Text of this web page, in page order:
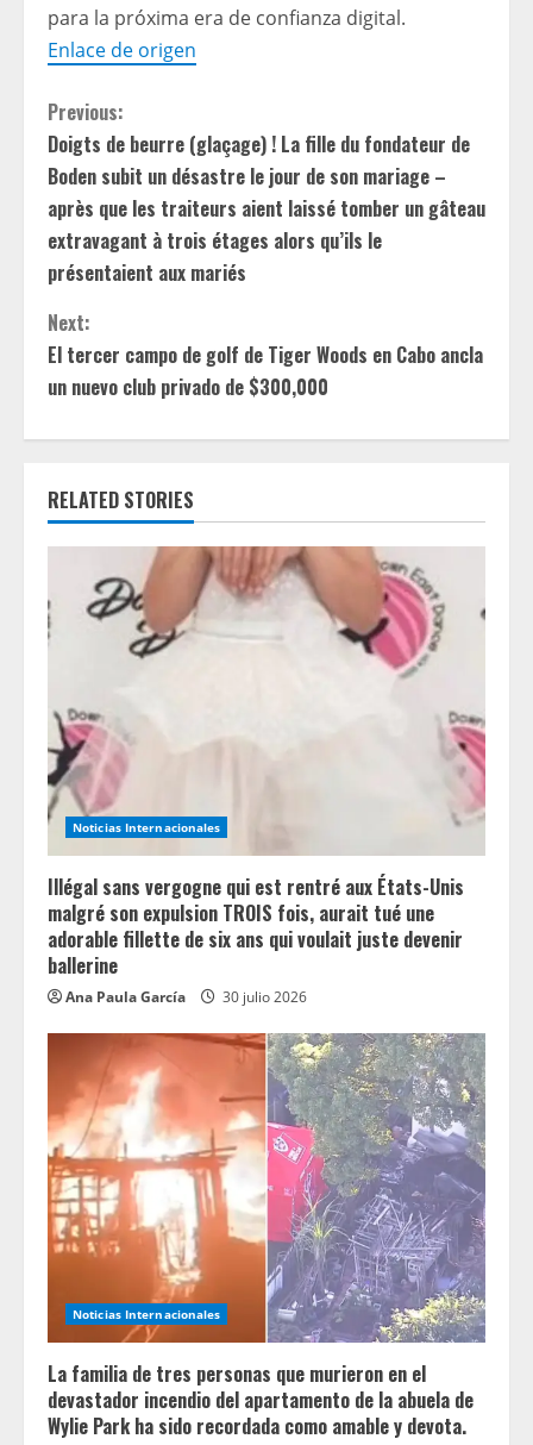
para la próxima era de confianza digital.
Enlace de origen
C
o
n
t
i
n
R
a
i
n
g
Previous:
Doigts de beurre (glaçage) ! La fille du fondateur de
Boden subit un désastre le jour de son mariage –
après que les traiteurs aient laissé tomber un gâteau
extravagant à trois étages alors qu’ils le
présentaient aux mariés
Next:
El tercer campo de golf de Tiger Woods en Cabo ancla
un nuevo club privado de $300,000
RELATED STORIES
Noticias Internacionales
Illégal sans vergogne qui est rentré aux États-Unis
malgré son expulsion TROIS fois, aurait tué une
adorable fillette de six ans qui voulait juste devenir
ballerine
Ana Paula García 30 julio 2026
Noticias Internacionales
La familia de tres personas que murieron en el
devastador incendio del apartamento de la abuela de
Wylie Park ha sido recordada como amable y devota.